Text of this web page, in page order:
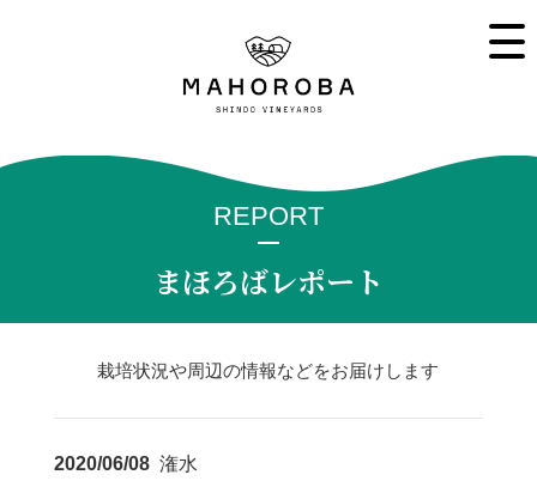
REPORT
まほろばレポート
栽培状況や周辺の情報などをお届けします
2020/06/08潅水